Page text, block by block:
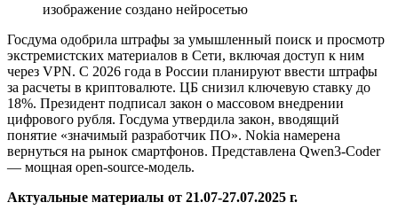
изображение создано нейросетью
Госдума одобрила штрафы за умышленный поиск и просмотр
экстремистских материалов в Сети, включая доступ к ним
через VPN. С 2026 года в России планируют ввести штрафы
за расчеты в криптовалюте. ЦБ снизил ключевую ставку до
18%. Президент подписал закон о массовом внедрении
цифрового рубля. Госдума утвердила закон, вводящий
понятие «значимый разработчик ПО». Nokia намерена
вернуться на рынок смартфонов. Представлена Qwen3-Coder
— мощная open-source-модель.
Актуальные материалы от 21.07-27.07.2025 г.